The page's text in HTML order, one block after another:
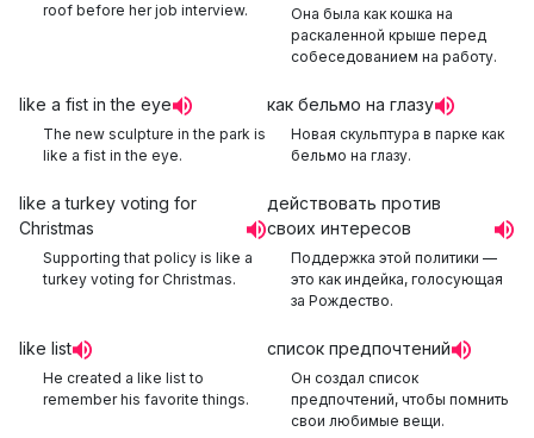
roof before her job interview.
Она была как кошка на
раскаленной крыше перед
собеседованием на работу.
like a fist in the eye
The new sculpture in the park is
like a fist in the eye.
как бельмо на глазу
Новая скульптура в парке как
бельмо на глазу.
like a turkey voting for
Christmas
Supporting that policy is like a
turkey voting for Christmas.
действовать против
своих интересов
Поддержка этой политики —
это как индейка, голосующая
за Рождество.
like list
He created a like list to
remember his favorite things.
список предпочтений
Он создал список
предпочтений, чтобы помнить
свои любимые вещи.